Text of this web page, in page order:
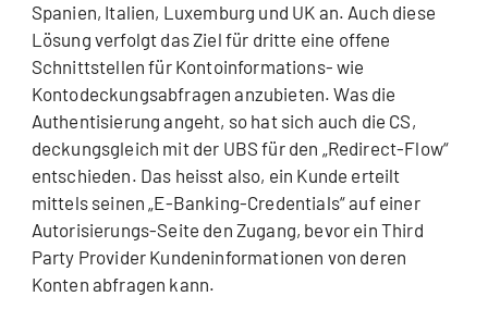
Spanien, Italien, Luxemburg und UK an. Auch diese
Lösung verfolgt das Ziel für dritte eine offene
Schnittstellen für Kontoinformations- wie
Kontodeckungsabfragen anzubieten. Was die
Authentisierung angeht, so hat sich auch die CS,
deckungsgleich mit der UBS für den „Redirect-Flow“
entschieden. Das heisst also, ein Kunde erteilt
mittels seinen „E-Banking-Credentials“ auf einer
Autorisierungs-Seite den Zugang, bevor ein Third
Party Provider Kundeninformationen von deren
Konten abfragen kann.